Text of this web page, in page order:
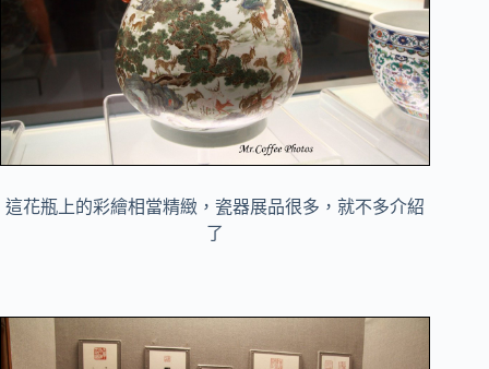
這花瓶上的彩繪相當精緻，瓷器展品很多，就不多介紹
了